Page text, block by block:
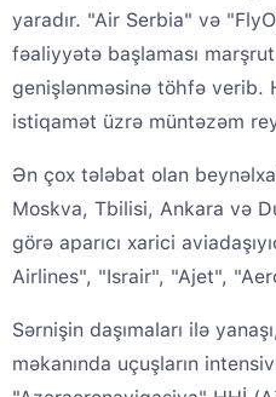
yaradır. "Air Serbia" və
fəaliyyətə başlaması
genişlənməsinə töhfə verib.
istiqamət üzrə müntəzəm
Ən çox tələbat olan
Moskva, Tbilisi, Ankara və
görə aparıcı xarici
Airlines", "Israir", "Ajet",
Sərnişin daşımaları ilə
məkanında uçuşların